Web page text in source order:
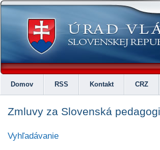
Domov RSS Kontakt CRZ
Zmluvy za Slovenská
Vyhľadávanie